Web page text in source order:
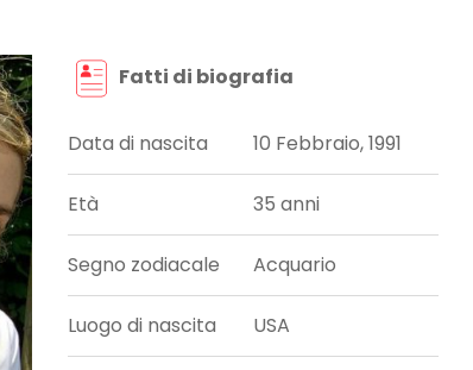
Fatti di biografia
Data di nascita 10 Febbraio, 1991
Età 35 anni
Segno zodiacale Acquario
Luogo di nascita USA